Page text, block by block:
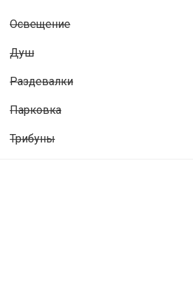
Освещениe
Душ
Раздевалки
Парковка
Трибуны